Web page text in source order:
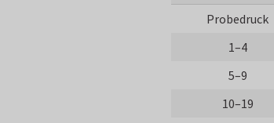
Probedruck
1–4
5–9
10–19